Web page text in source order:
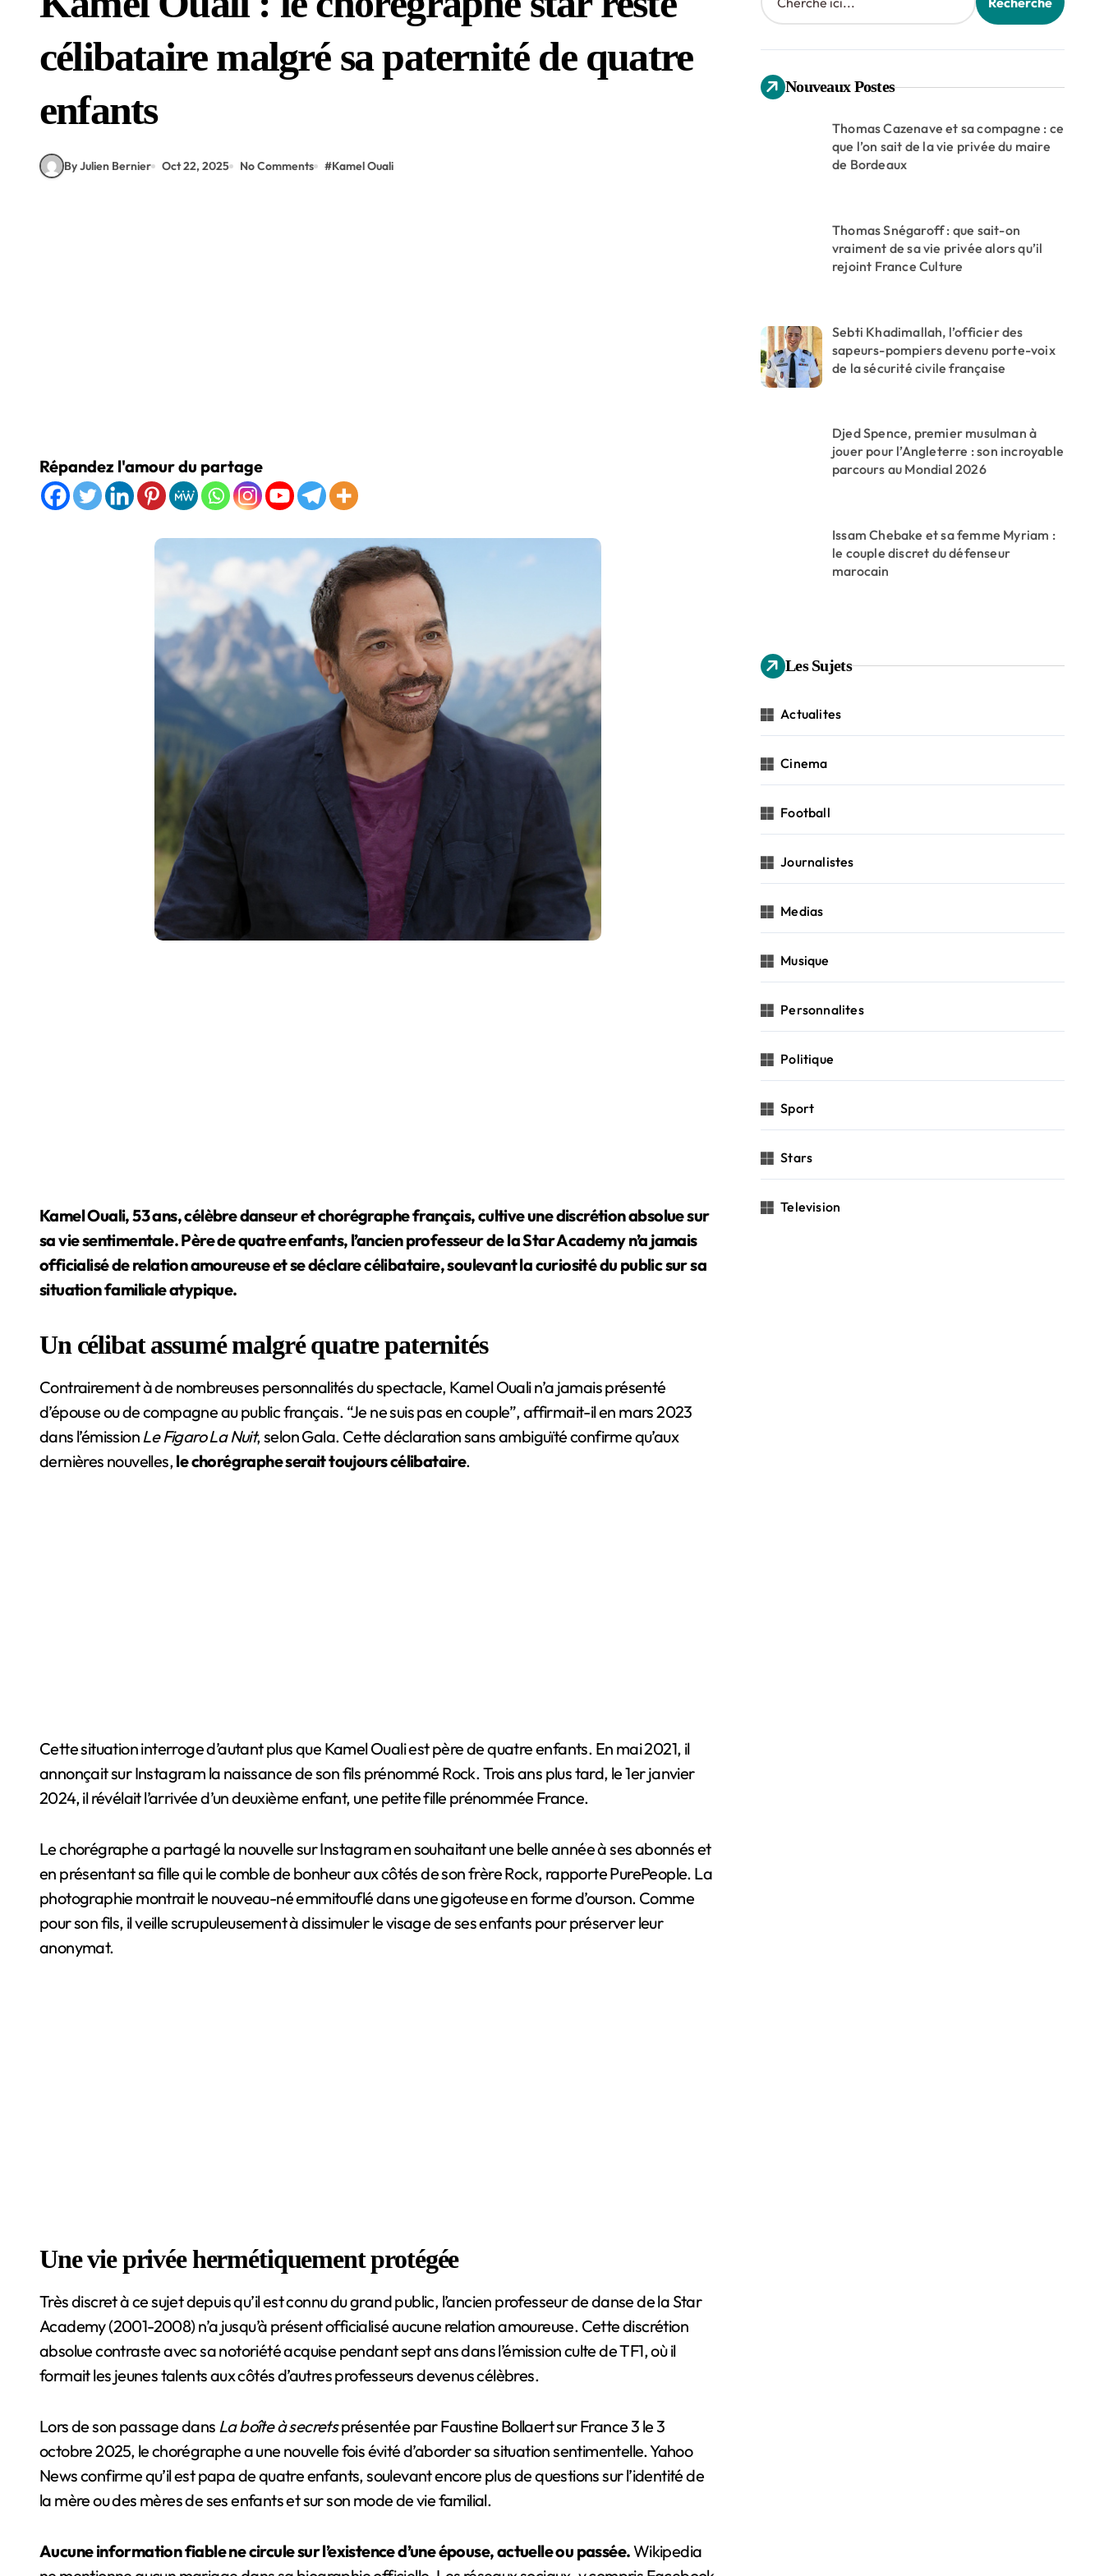
célibataire malgré sa paternité de quatre
enfants
By Julien Bernier Oct 22, 2025 No Comments #Kamel Ouali
Répandez l'amour du partage
Kamel Ouali, 53 ans, célèbre danseur et chorégraphe français, cultive une discrétion absolue sur
sa vie sentimentale. Père de quatre enfants, l’ancien professeur de la Star Academy n’a jamais
officialisé de relation amoureuse et se déclare célibataire, soulevant la curiosité du public sur sa
situation familiale atypique.
Un célibat assumé malgré quatre paternités
Contrairement à de nombreuses personnalités du spectacle, Kamel Ouali n’a jamais présenté
d’épouse ou de compagne au public français. “Je ne suis pas en couple”, affirmait-il en mars 2023
dans l’émissionLe Figaro La Nuit, selon Gala. Cette déclaration sans ambiguïté confirme qu’aux
dernières nouvelles,le chorégraphe serait toujours célibataire.
Cette situation interroge d’autant plus que Kamel Ouali est père de quatre enfants. En mai 2021, il
annonçait sur Instagram la naissance de son fils prénommé Rock. Trois ans plus tard, le 1er janvier
2024, il révélait l’arrivée d’un deuxième enfant, une petite fille prénommée France.
Le chorégraphe a partagé la nouvelle sur Instagram en souhaitant une belle année à ses abonnés et
en présentant sa fille qui le comble de bonheur aux côtés de son frère Rock, rapporte PurePeople. La
photographie montrait le nouveau-né emmitouflé dans une gigoteuse en forme d’ourson. Comme
pour son fils, il veille scrupuleusement à dissimuler le visage de ses enfants pour préserver leur
anonymat.
Une vie privée hermétiquement protégée
Très discret à ce sujet depuis qu’il est connu du grand public, l’ancien professeur de danse de la Star
Academy (2001-2008) n’a jusqu’à présent officialisé aucune relation amoureuse. Cette discrétion
absolue contraste avec sa notoriété acquise pendant sept ans dans l’émission culte de TF1, où il
formait les jeunes talents aux côtés d’autres professeurs devenus célèbres.
Lors de son passage dans La boîte à secretsprésentée par Faustine Bollaert sur France 3 le 3
octobre 2025, le chorégraphe a une nouvelle fois évité d’aborder sa situation sentimentelle. Yahoo
News confirme qu’il est papa de quatre enfants, soulevant encore plus de questions sur l’identité de
la mère ou des mères de ses enfants et sur son mode de vie familial.
Aucune information fiable ne circule sur l’existence d’une épouse, actuelle ou passée.Wikipedia
Nouveaux Postes
Thomas Cazenave et sa compagne : ce
que l’on sait de la vie privée du maire
de Bordeaux
Thomas Snégaroff : que sait-on
vraiment de sa vie privée alors qu’il
rejoint France Culture
Sebti Khadimallah, l’officier des
sapeurs-pompiers devenu porte-voix
de la sécurité civile française
Djed Spence, premier musulman à
jouer pour l’Angleterre : son incroyable
parcours au Mondial 2026
Issam Chebake et sa femme Myriam :
le couple discret du défenseur
marocain
Les Sujets
Actualites
Cinema
Football
Journalistes
Medias
Musique
Personnalites
Politique
Sport
Stars
Television